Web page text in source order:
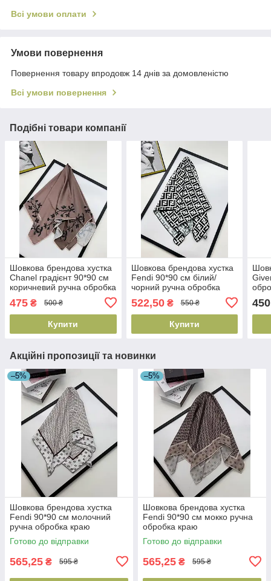
Всі умови оплати
Умови повернення
Повернення товару впродовж 14 днів за домовленістю
Всі умови повернення
Подібні товари компанії
Шовкова брендова хустка
Chanel градієнт 90*90 см
коричневий ручна обробка
475 ₴ 500 ₴
Купити
Шовкова брендова хустка
Fendi 90*90 см білий/
чорний ручна обробка
522,50₴ 550 ₴
Купити
450
Акційні пропозиції та новинки
–5%
Шовкова брендова хустка
Fendi 90*90 см молочний
ручна обробка краю
Готово до відправки
565,25 ₴ 595 ₴
–5%
Шовкова брендова хустка
Fendi 90*90 см мокко ручна
обробка краю
Готово до відправки
565,25 ₴ 595 ₴